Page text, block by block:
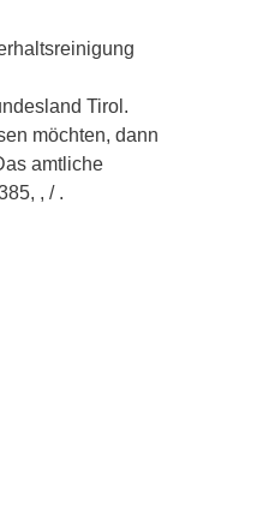
Tirol.
möchten, dann
amtliche
, / .